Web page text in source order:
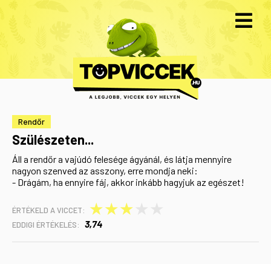
Rendőr
Szülészeten...
Áll a rendőr a vajúdó felesége ágyánál, és látja mennyire
nagyon szenved az asszony, erre mondja neki:
- Drágám, ha ennyire fáj, akkor inkább hagyjuk az egészet!
ÉRTÉKELD A VICCET: ★
★
★
EDDIGI ÉRTÉKELÉS: 3,74